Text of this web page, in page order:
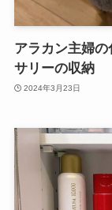
アラカン主婦
サリーの収納
2024年3月23日